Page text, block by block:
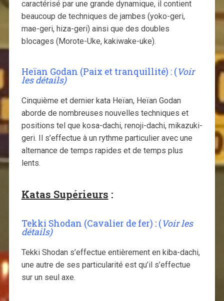
caractérisé par une grande dynamique, il contient
beaucoup de techniques de jambes (yoko-geri,
mae-geri, hiza-geri) ainsi que des doubles
blocages (Morote-Uke, kakiwake-uke).
Heïan Godan (Paix et tranquillité) : (Voir
les détails)
Cinquième et dernier kata Heïan, Heïan Godan
aborde de nombreuses nouvelles techniques et
positions tel que kosa-dachi, renoji-dachi, mikazuki-
geri. Il s’effectue à un rythme particulier avec une
alternance de temps rapides et de temps plus
lents.
Katas Supérieurs :
Tekki Shodan (Cavalier de fer) : (Voir les
détails)
Tekki Shodan s’effectue entièrement en kiba-dachi,
une autre de ses particularité est qu’il s’effectue
sur un seul axe.